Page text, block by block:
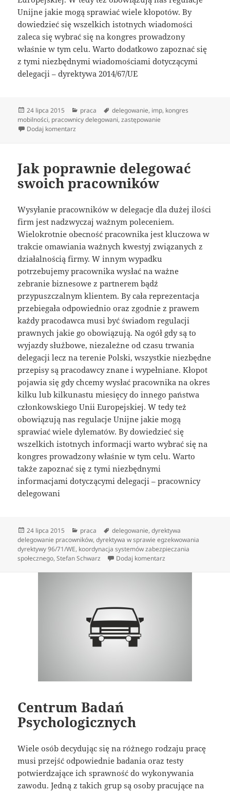
Unijne jakie mogą sprawiać wiele kłopotów. By
dowiedzieć się wszelkich istotnych wiadomości
zaleca się wybrać się na kongres prowadzony
właśnie w tym celu. Warto dodatkowo zapoznać się
z tymi niezbędnymi wiadomościami dotyczącymi
delegacji – dyrektywa 2014/67/UE
Data
publikacji
24 lipca 2015 Kategorie
praca Tagi
delegowanie, imp, kongres
mobilności, pracownicy delegowani,zastępowanie
Dodaj komentarz
Jak poprawnie delegować
swoich pracowników
Wysyłanie pracowników w delegacje dla dużej ilości
firm jest nadzwyczaj ważnym poleceniem.
Wielokrotnie obecność pracownika jest kluczowa w
trakcie omawiania ważnych kwestyj związanych z
działalnością firmy. W innym wypadku
potrzebujemy pracownika wysłać na ważne
zebranie biznesowe z partnerem bądź
przypuszczalnym klientem. By cała reprezentacja
przebiegała odpowiednio oraz zgodnie z prawem
każdy pracodawca musi być świadom regulacji
prawnych jakie go obowiązują. Na ogół gdy są to
wyjazdy służbowe, niezależne od czasu trwania
delegacji lecz na terenie Polski, wszystkie niezbędne
przepisy są pracodawcy znane i wypełniane. Kłopot
pojawia się gdy chcemy wysłać pracownika na okres
kilku lub kilkunastu miesięcy do innego państwa
członkowskiego Unii Europejskiej. W tedy też
obowiązują nas regulacje Unijne jakie mogą
sprawiać wiele dylematów. By dowiedzieć się
wszelkich istotnych informacji warto wybrać się na
kongres prowadzony właśnie w tym celu. Warto
także zapoznać się z tymi niezbędnymi
informacjami dotyczącymi delegacji – pracownicy
delegowani
Data
publikacji
24 lipca 2015 Kategorie
praca Tagi
delegowanie,dyrektywa
delegowanie pracowników,dyrektywa w sprawie egzekwowania
dyrektywy 96/71/WE, koordynacja systemów zabezpieczania
społecznego,Stefan Schwarz Dodaj komentarz
Centrum Badań
Psychologicznych
Wiele osób decydując się na różnego rodzaju pracę
musi przejść odpowiednie badania oraz testy
potwierdzające ich sprawność do wykonywania
zawodu. Jedną z takich grup są osoby pracujące na